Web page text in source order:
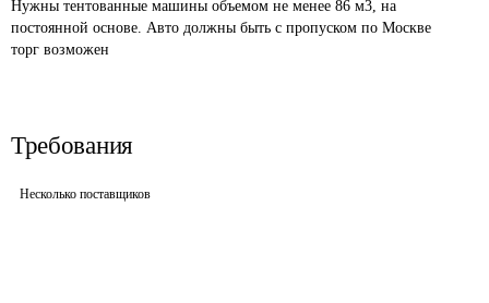
Нужны тентованные машины объемом не менее 86 м3, на
постоянной основе. Авто должны быть с пропуском по Москве
торг возможен
Требования
Несколько поставщиков